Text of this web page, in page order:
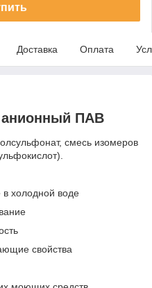
Доставка Оплата
анионный ПАВ
смесь изомеров
в холодной воде
свойства